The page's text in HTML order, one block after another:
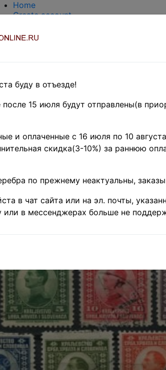
Home
Create account
About Collect-Online
Оценка и покупка
EASY SEARCH
гг. ♦♦
1921 г. • Sc#
Александр и
полн. серия •
буду в отъезде!
15 июля будут отправлены(в
и оплаченные с 16 июля по 10
скидка(3-10%) за раннюю
по прежнему неактуальны,
в чат сайта или на эл. почты,
или в мессенджерах больше не